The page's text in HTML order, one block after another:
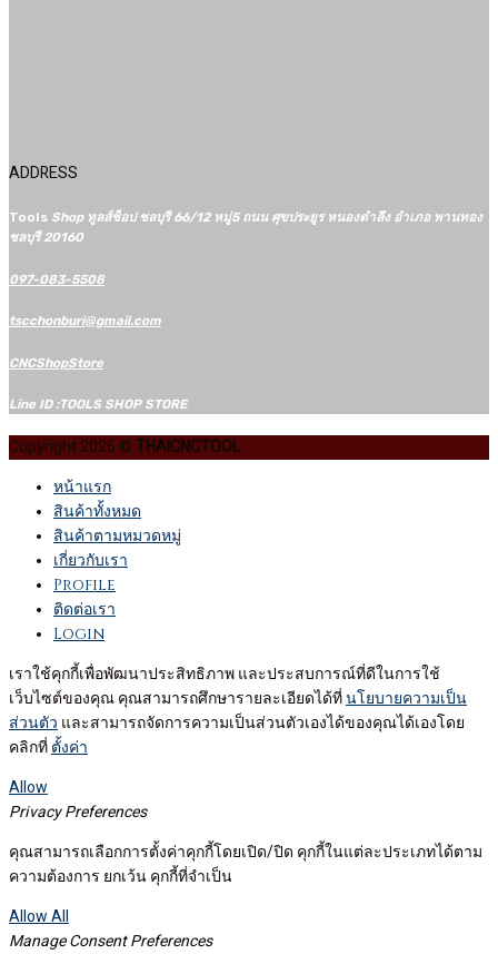
ADDRESS
Tools Shop ทูลส์ช็อป ชลบุรี 66/12​ หมู่5​ ถนน ศุขประยูร หนองตำลึง อำเภอ พานทอง
ชลบุรี 20160
097-083-5508
tscchonburi@gmail.com
CNCShopStore
Line ID :TOOLS SHOP STORE
Copyright 2026 ©THAICNCTOOL
หน้าแรก
สินค้าทั้งหมด
สินค้าตามหมวดหมู่
เกี่ยวกับเรา
Profile
ติดต่อเรา
Login
เราใช้คุกกี้เพื่อพัฒนาประสิทธิภาพ และประสบการณ์ที่ดีในการใช้
เว็บไซต์ของคุณ คุณสามารถศึกษารายละเอียดได้ที่นโยบายความเป็น
ส่วนตัวและสามารถจัดการความเป็นส่วนตัวเองได้ของคุณได้เองโดย
คลิกที่ตั้งค่า
Allow
Privacy Preferences
คุณสามารถเลือกการตั้งค่าคุกกี้โดยเปิด/ปิด คุกกี้ในแต่ละประเภทได้ตาม
ความต้องการ ยกเว้น คุกกี้ที่จำเป็น
Allow All
Manage Consent Preferences